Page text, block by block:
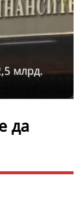
млрд.
да